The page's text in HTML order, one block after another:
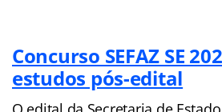
Concurso SEFAZ SE
estudos pós-edital